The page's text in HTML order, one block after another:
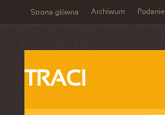
Strona główna Archiwum Podanie
TRACI